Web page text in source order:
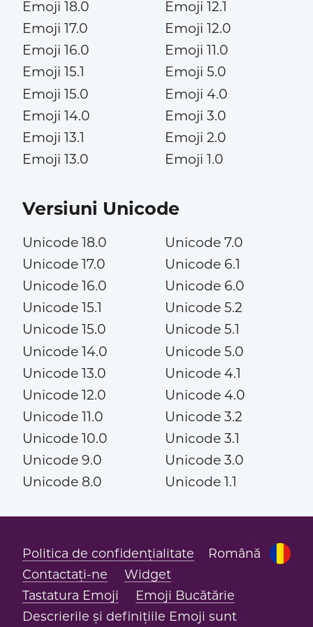
Emoji 18.0
Emoji 17.0
Emoji 16.0
Emoji 15.1
Emoji 15.0
Emoji 14.0
Emoji 13.1
Emoji 13.0
Emoji 12.1
Emoji 12.0
Emoji 11.0
Emoji 5.0
Emoji 4.0
Emoji 3.0
Emoji 2.0
Emoji 1.0
Versiuni Unicode
Unicode 18.0
Unicode 17.0
Unicode 16.0
Unicode 15.1
Unicode 15.0
Unicode 14.0
Unicode 13.0
Unicode 12.0
Unicode 11.0
Unicode 10.0
Unicode 9.0
Unicode 8.0
Unicode 7.0
Unicode 6.1
Unicode 6.0
Unicode 5.2
Unicode 5.1
Unicode 5.0
Unicode 4.1
Unicode 4.0
Unicode 3.2
Unicode 3.1
Unicode 3.0
Unicode 1.1
Română
Politica de confidențialitate
Contactați-ne
Widget
Tastatura Emoji
Emoji Bucătărie
Descrierile și definițiile Emoji sunt